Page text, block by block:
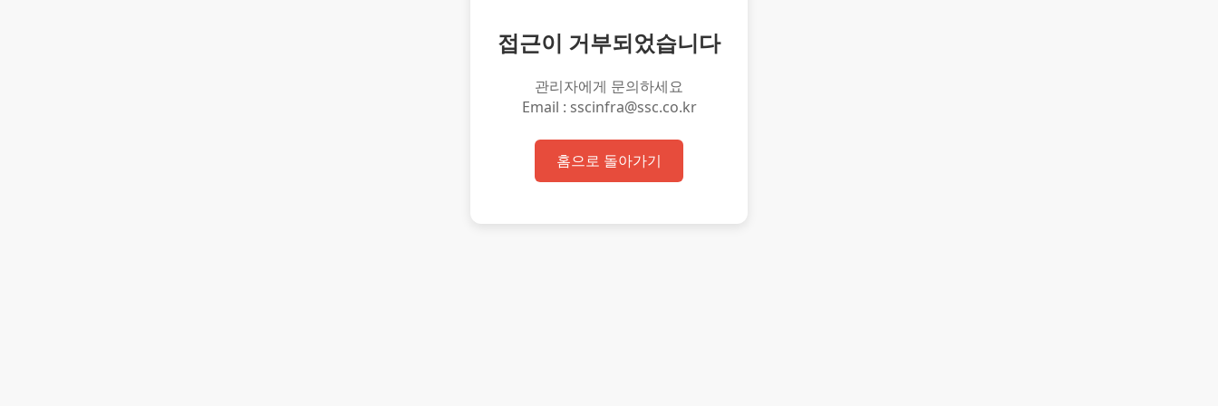
접근이 거부되었습니다
관리자에게 문의하세요
Email : sscinfra@ssc.co.kr
홈으로 돌아가기